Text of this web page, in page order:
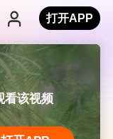
打开APP
看该视频